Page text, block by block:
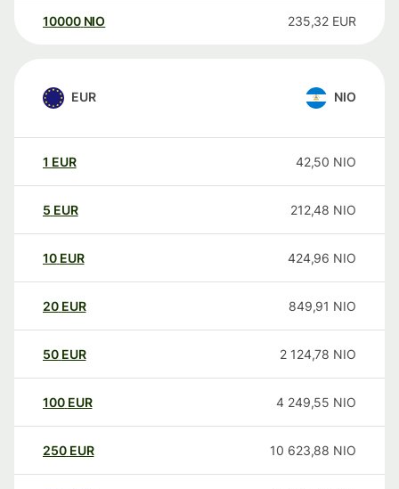
10000 NIO 235,32 EUR
EUR NIO
1 EUR 42,50 NIO
5 EUR 212,48 NIO
10 EUR 424,96 NIO
20 EUR 849,91 NIO
50 EUR 2 124,78 NIO
100 EUR 4 249,55 NIO
250 EUR 10 623,88 NIO